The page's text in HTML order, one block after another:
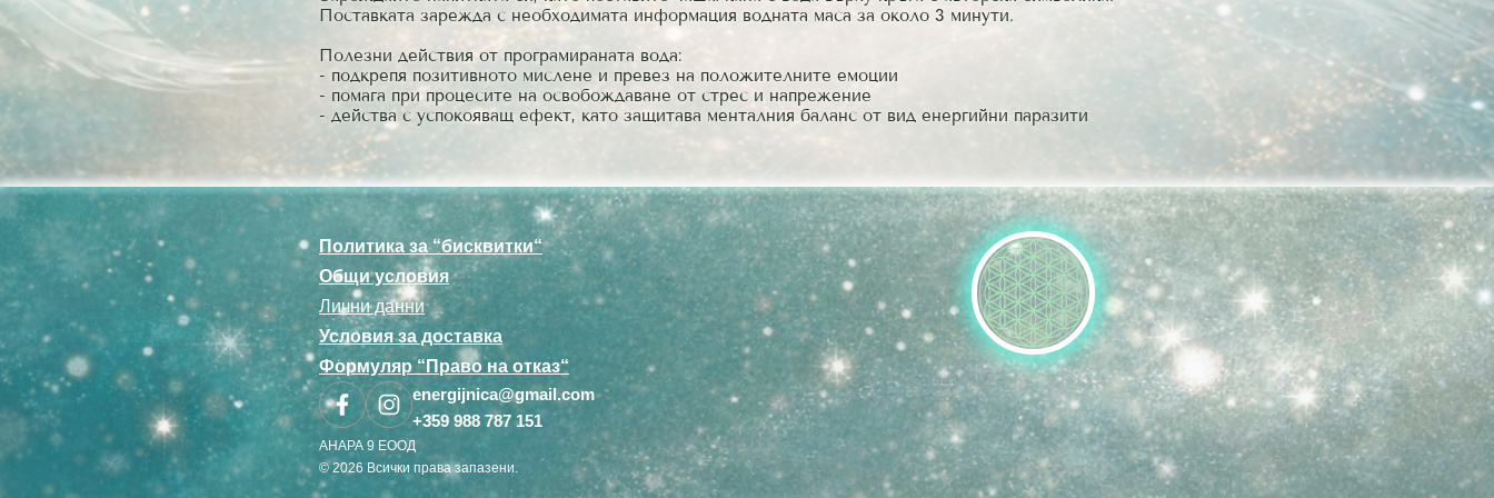
Поставката зарежда с необходимата информация водната маса за около 3 минути.
Полезни действия от програмираната вода:
- подкрепя позитивното мислене и превез на положителните емоции
- помага при процесите на освобождаване от стрес и напрежение
- действа с успокояващ ефект, като защитава менталния баланс от вид енергийни паразити
Политика за “бисквитки“
Общи условия
Лични данни
Условия за доставка
Формуляр “Право на отказ“
energijnica@gmail.com
+359 988 787 151
АНАРА 9 ЕООД
© 2026 Всички права запазени.